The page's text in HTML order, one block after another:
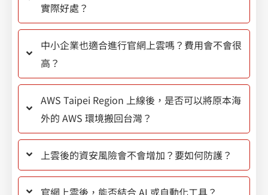
實際好處？
中小企業也適合進行官網上雲嗎？費用會不會很
高？
AWS Taipei Region 上線後，是否可以將原本海
外的 AWS 環境搬回台灣？
上雲後的資安風險會不會增加？要如何防護？
官網上雲後，能否結合 AI 或自動化工具？